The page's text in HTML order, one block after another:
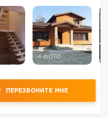
4 ФОТО
ПЕРЕЗВОНИТЕ МНЕ